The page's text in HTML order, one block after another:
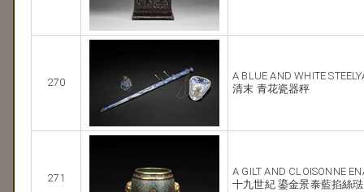
270
A BLUE AND WHITE
清末 青花瓷器秤
271
A GILT AND CLOISONNE
十九世紀 鎏金景泰藍掐絲